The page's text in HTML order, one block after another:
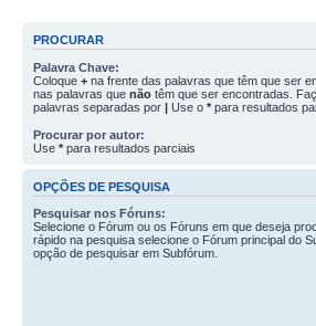
PROCURAR
Palavra Chave:
Coloque + na frente das palavras que têm que ser
nas palavras que não têm que ser encontradas.
palavras separadas por | Use o * para resultados
Procurar por autor:
Use * para resultados parciais
OPÇÕES DE PESQUISA
Pesquisar nos Fóruns:
Selecione o Fórum ou os Fóruns em que deseja
rápido na pesquisa selecione o Fórum principal do
opção de pesquisar em Subfórum.